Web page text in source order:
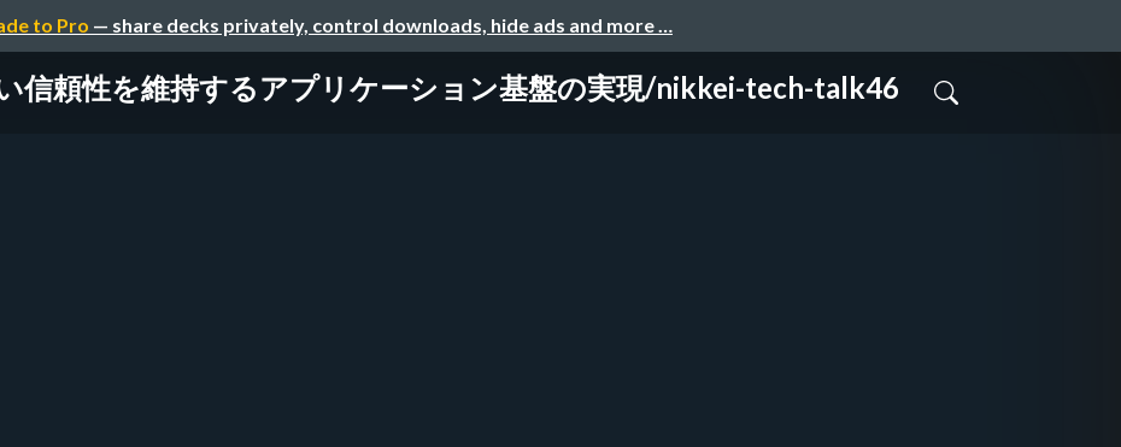
to Pro — share decks privately, control downloads, hide ads and more …
信頼性を維持するアプリケーション基盤の実現/nikkei-tech-talk46